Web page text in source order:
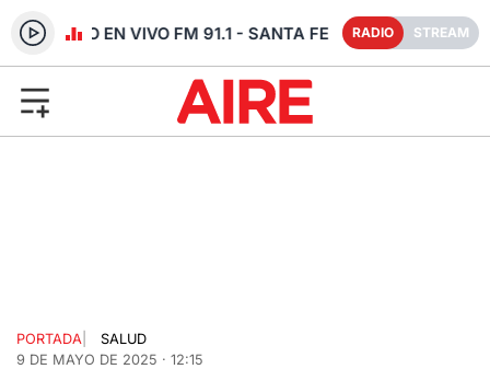
RADIO EN VIVO FM 91.1 - SANTA FE RADIO STREAM
PORTADA
SALUD
9 DE MAYO DE 2025 · 12:15